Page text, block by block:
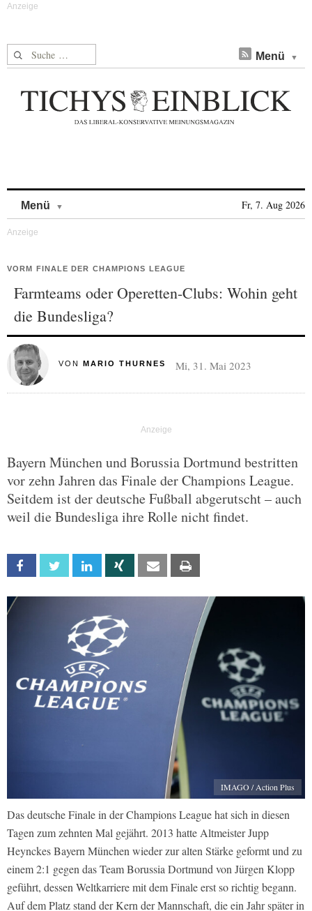
Suche nach: Menü
Menü Fr, 7. Aug 2026
VORM FINALE DER CHAMPIONS LEAGUE
Farmteams oder Operetten-Clubs: Wohin geht
die Bundesliga?
VON MARIO THURNES Mi, 31. Mai 2023
Bayern München und Borussia Dortmund bestritten
vor zehn Jahren das Finale der Champions League.
Seitdem ist der deutsche Fußball abgerutscht – auch
weil die Bundesliga ihre Rolle nicht findet.
Facebook Twitter Linkedin Xing Email
IMAGO / Action Plus
Das deutsche Finale in der Champions League hat sich in diesen
Tagen zum zehnten Mal gejährt. 2013 hatte Altmeister Jupp
Heynckes Bayern München wieder zur alten Stärke geformt und zu
einem 2:1 gegen das Team Borussia Dortmund von Jürgen Klopp
geführt, dessen Weltkarriere mit dem Finale erst so richtig begann.
Auf dem Platz stand der Kern der Mannschaft, die ein Jahr später in